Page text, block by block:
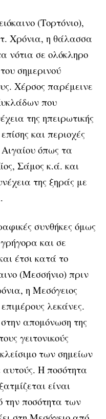
(Τορτόνιο),
Χρόνια, η θάλασσα
νότια σε ολόκληρο
σημερινού
Χέρσος παρέμεινε
που
της ηπειρωτικής
και περιοχές
όπως τα
Σάμος κ.ά. και
της ξηράς με
συνθήκες όμως
και σε
έτσι κατά το
(Μεσσήνιο) πριν
η Μεσόγειος
λεκάνες.
απομόνωση της
γειτονικούς
των σημείων
αυτούς. Η ποσότητα
είναι
την ποσότητα των